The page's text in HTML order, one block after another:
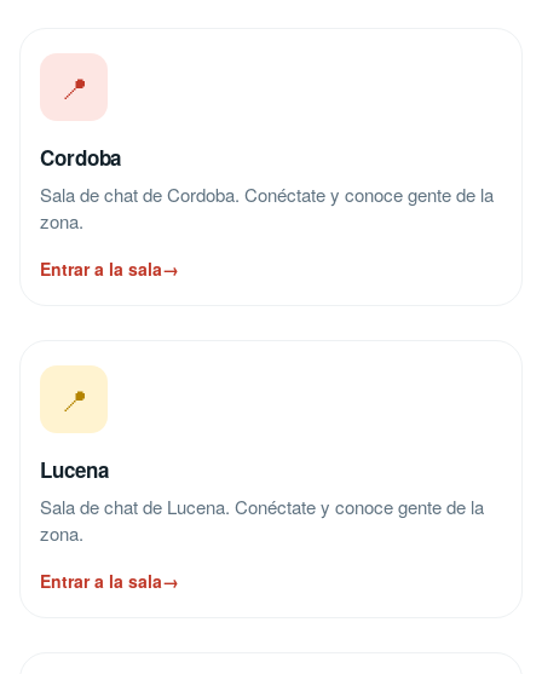
📍
Cordoba
Sala de chat de Cordoba. Conéctate y conoce gente de la
zona.
Entrar a la sala→
📍
Lucena
Sala de chat de Lucena. Conéctate y conoce gente de la
zona.
Entrar a la sala→